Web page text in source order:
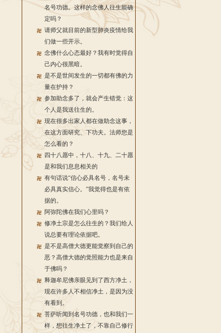
名号功德。这样的念佛人往生能确
定吗？
请师父就目前的新型肺炎疫情给我
们做一些开示。
念佛什么心态最好？我有时觉得自
己内心很黑暗。
是不是世间发生的一切都有佛的力
量在护持？
参加助念多了，就会产生错觉：这
个人是我送往生的。
现在很多出家人都在做助念这事，
在这方面研究、下功夫。法师您是
怎么看的？
四十八愿中，十八、十九、二十愿
是和我们息息相关的
有句话说“信心必具名号，名号未
必具真实信心。”我觉得也是有依
据的。
阿弥陀佛在我们心里吗？
修净土宗是怎么往生的？我们给人
说总要有理论依据吧。
是不是高僧大德更能觉察到自己的
恶？高僧大德的觉照能力也是来自
于佛吗？
释迦牟尼佛亲眼见到了西方净土，
现在许多人不相信净土，是因为没
有看到。
菩萨听闻到名号功德，也和我们一
样，想往生净土了，不靠自己修行